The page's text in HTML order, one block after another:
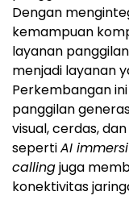
Dengan
kemampuan
layanan
menjadi layanan
Perkembangan
panggilan
visual, cerdas,
sepertiAI
callingjuga
konektivitas